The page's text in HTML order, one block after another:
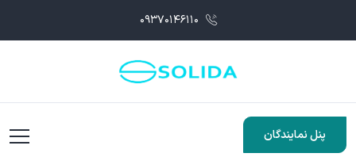
پنل نمایندگان